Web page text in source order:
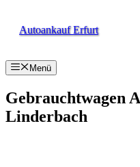
InhaltAutoankauf Erfurt
Menü
Gebrauchtwagen
Linderbach